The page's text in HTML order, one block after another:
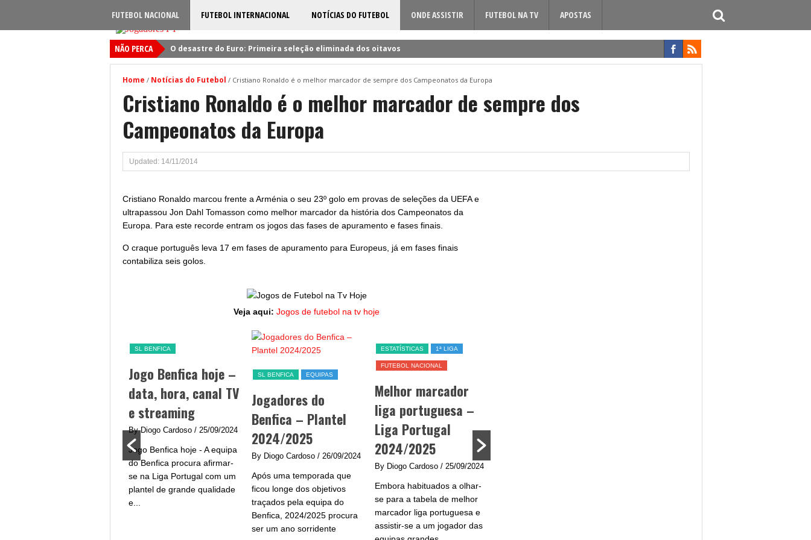
FUTEBOL NACIONAL FUTEBOL INTERNACIONAL NOTÍCIAS DO FUTEBOL ONDE ASSISTIR FUTEBOL NA TV APOSTAS
NÃO PERCA
O desastre do Euro: Primeira seleção eliminada dos oitavos
Sporting: Soluções fogem a Rúben Amorim para a nova época!
Viktor Gyokeres: Torna-se dificil o cerco à volta do sueco
Quando será jogado o jogo entre Famalicão e Sporting?
Primeiro reforço do Benfica foi o último a chegar à Luz!
Home / Notícias do Futebol / Cristiano Ronaldo é o melhor marcador de sempre dos Campeonatos da Europa
Cristiano Ronaldo é o melhor marcador de sempre dos
Campeonatos da Europa
Updated: 14/11/2014
Cristiano Ronaldo marcou frente a Arménia o seu 23º golo em provas de seleções da UEFA e
ultrapassou Jon Dahl Tomasson como melhor marcador da história dos Campeonatos da
Europa. Para este recorde entram os jogos das fases de apuramento e fases finais.
O craque português leva 17 em fases de apuramento para Europeus, já em fases finais
contabiliza seis golos.
Veja aqui: Jogos de futebol na tv hoje
Jogo Benfica hoje –
data, hora, canal TV
/ 25/09/2024
Jogo Benfica hoje - A equipa
do Benfica procura afirmar-
se na Liga Portugal com um
plantel de grande qualidade
SL BENFICA EQUIPAS
Jogadores do
Benfica – Plantel
2024/2025
By Diogo Cardoso / 26/09/2024
Após uma temporada que
ficou longe dos objetivos
traçados pela equipa do
Benfica, 2024/2025 procura
ser um ano sorridente
ESTATÍSTICAS 1ª LIGA
Melhor marcador
liga portuguesa –
Liga Portugal
2024/2025
/ 25/09/2024
Embora habituados a olhar-
se para a tabela de melhor
marcador liga portuguesa e
assistir-se a um jogador das
FC PORTO
Jogo Porto hoje –
Data, hora, canal
TV e streaming
By Diogo Cardoso/ 25/09/2024
Jogo Porto hoje - O
arranque da equipa do FC
adeptos com água na boca!
Perante...